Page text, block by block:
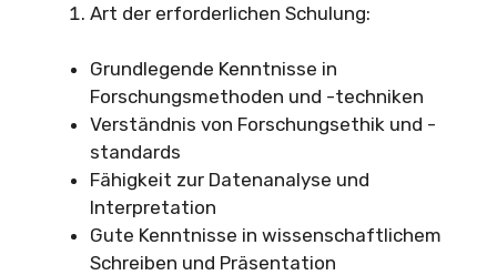
Art der erforderlichen Schulung:
Grundlegende Kenntnisse in
Forschungsmethoden und -techniken
Verständnis von Forschungsethik und -
standards
Fähigkeit zur Datenanalyse und
Interpretation
Gute Kenntnisse in wissenschaftlichem
Schreiben und Präsentation